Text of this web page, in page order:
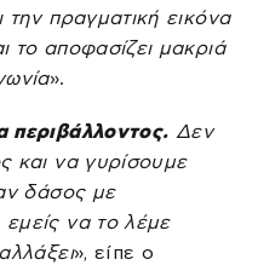
την πραγματική εικόνα
το αποφασίζει μακριά
».
περιβάλλοντος. Δεν
και να γυρίσουμε
δάσος με
να το λέμε
», είπε ο